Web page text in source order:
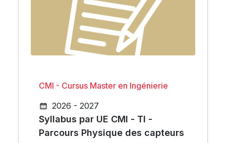
CMI - Cursus Master en Ingénierie
2026 - 2027
Syllabus par UE CMI - TI -
Parcours Physique des capteurs